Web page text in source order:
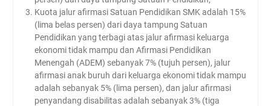
Kuota jalur afirmasi Satuan Pendidikan SMK adalah 15%
(lima belas persen) dari daya tampung Satuan
Pendidikan yang terbagi atas jalur afirmasi keluarga
ekonomi tidak mampu dan Afirmasi Pendidikan
Menengah (ADEM) sebanyak 7% (tujuh persen), jalur
afirmasi anak buruh dari keluarga ekonomi tidak mampu
adalah sebanyak 5% (lima persen), dan jalur afirmasi
penyandang disabilitas adalah sebanyak 3% (tiga